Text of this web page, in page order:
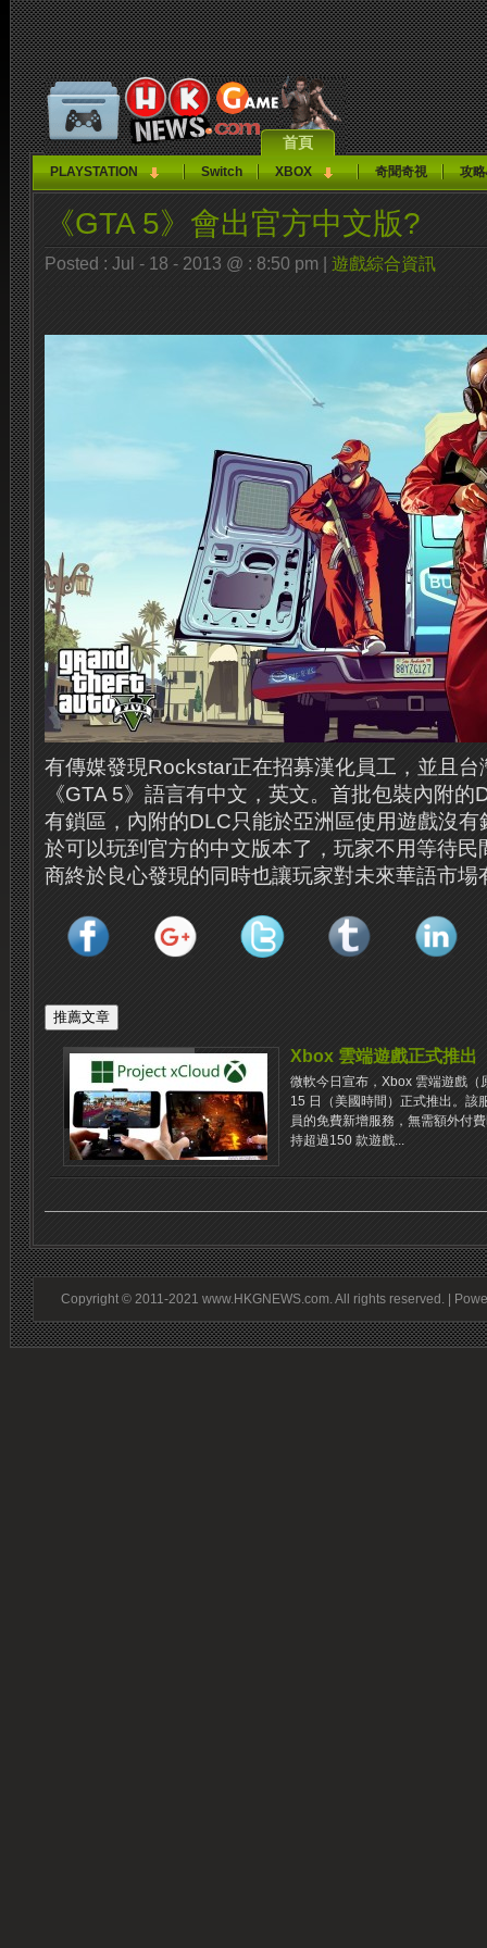
首頁
PLAYSTATION Switch XBOX 奇聞奇視 攻
《GTA 5》會出官方中文版?
Posted : Jul - 18 - 2013 @ : 8:50 pm | 遊戲綜合資訊
有傳媒發現Rockstar正在招募漢化員工，並且
《GTA 5》語言有中文，英文。首批包裝內附
有鎖區，內附的DLC只能於亞洲區使用遊戲沒
於可以玩到官方的中文版本了，玩家不用等待民
商終於良心發現的同時也讓玩家對未來華語市場
Xbox 雲端遊戲正式推出
微軟今日宣布，Xbox 雲端遊戲
15 日（美國時間）正式推出。該
員的免費新增服務，無需額外付
持超過150 款遊戲...
Copyright © 2011-2021 www.HKGNEWS.com. All rights reserved. |